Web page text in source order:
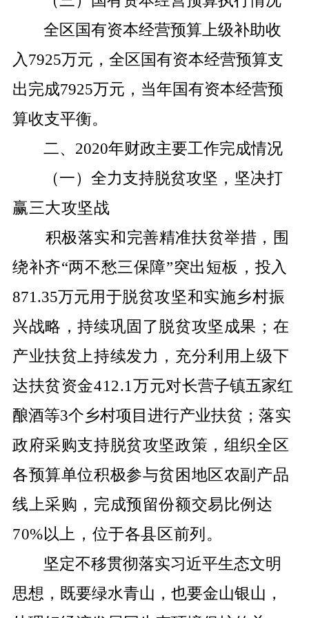
全区国有资本经营预算上级补助收
入7925万元，全区国有资本经营预算支
出完成7925万元，当年国有资本经营预
算收支平衡。
二、 2020年财政主要工作完成情况
（一）全力支持脱贫攻坚 ，坚决打
赢三大攻坚战
积极落实和完善精准扶贫举措，围
绕补齐“两不愁三保障”突出短板，投入
871.35万元用于脱贫攻坚和实施乡村振
兴战略，持续巩固了脱贫攻坚成果；在
产业扶贫上持续发力，充分利用上级下
达扶贫资金412.1万元对长营子镇五家红
酿酒等3个乡村项目进行产业扶贫； 落实
政府采购支持脱贫攻坚政策，组织全区
各预算单位积极参与贫困地区农副产品
线上采购，完成预留份额交易比例达
70%以上，位于各县区前列 。
坚定不移贯彻落实习近平生态文明
思想，既要绿水青山，也要金山银山，